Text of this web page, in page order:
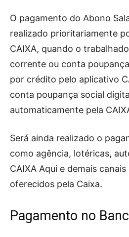
O pagamento do Abono
realizado prioritariamente
CAIXA, quando o
corrente ou conta
por crédito pelo aplicativo
conta poupança social
automaticamente pela
Será ainda realizado o
como agência, lotéricas,
CAIXA Aqui e demais
oferecidos pela Caixa.
Pagamento no